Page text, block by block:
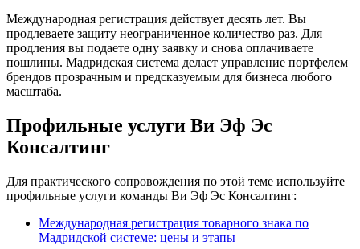
Международная регистрация действует десять лет. Вы
продлеваете защиту неограниченное количество раз. Для
продления вы подаете одну заявку и снова оплачиваете
пошлины. Мадридская система делает управление портфелем
брендов прозрачным и предсказуемым для бизнеса любого
масштаба.
Профильные услуги Ви Эф Эс
Консалтинг
Для практического сопровождения по этой теме используйте
профильные услуги команды Ви Эф Эс Консалтинг:
Международная регистрация товарного знака по
Мадридской системе: цены и этапы